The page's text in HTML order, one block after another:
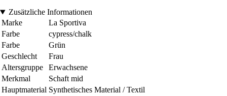
Zusätzliche Informationen
Marke
La Sportiva
Farbe
cypress/chalk
Farbe
Grün
Geschlecht
Frau
Altersgruppe
Erwachsene
Merkmal
Schaft mid
Hauptmaterial Synthetisches Material / Textil